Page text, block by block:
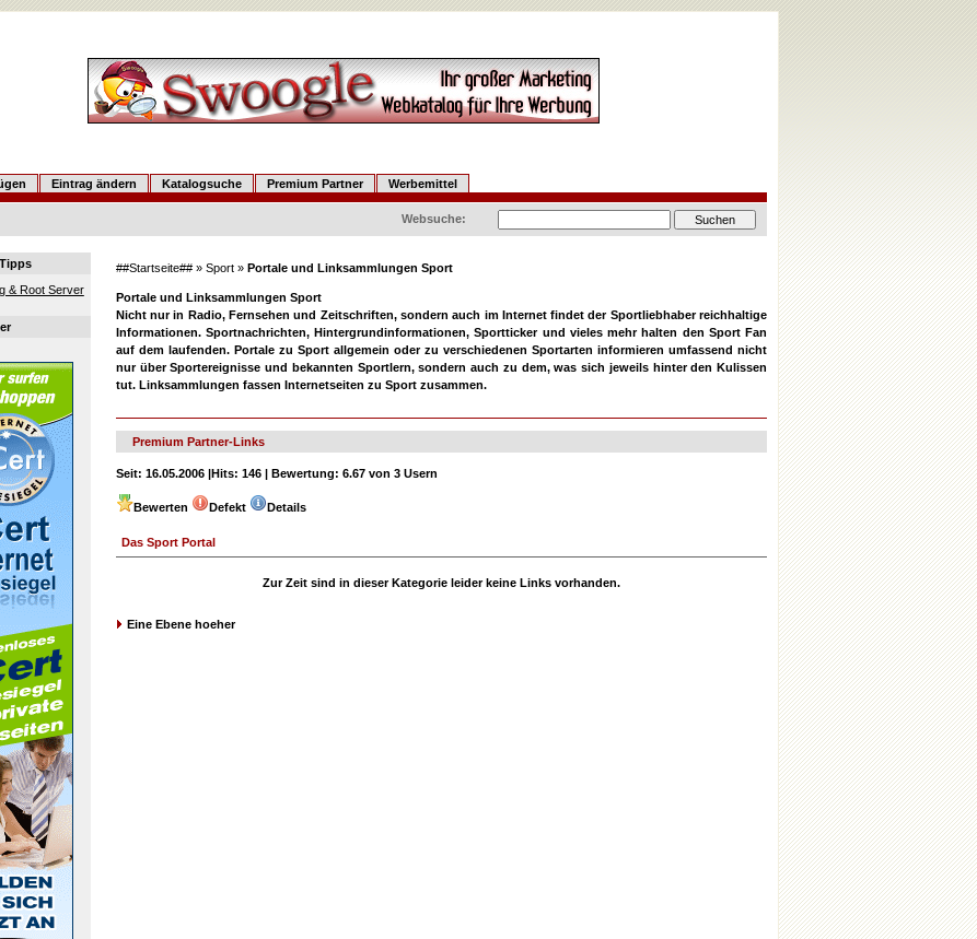
Eintrag ändern Katalogsuche Premium Partner Werbemittel
Websuche:
& Root Server
##Startseite##» Sport» Portale und Linksammlungen Sport
Portale und Linksammlungen Sport
Nicht nur in Radio, Fernsehen und Zeitschriften, sondern auch im Internet findet der Sportliebhaber reichhaltige
Informationen. Sportnachrichten, Hintergrundinformationen, Sportticker und vieles mehr halten den Sport Fan
auf dem laufenden. Portale zu Sport allgemein oder zu verschiedenen Sportarten informieren umfassend nicht
nur über Sportereignisse und bekannten Sportlern, sondern auch zu dem, was sich jeweils hinter den Kulissen
tut. Linksammlungen fassen Internetseiten zu Sport zusammen.
Premium Partner-Links
Seit: 16.05.2006 |Hits: 146 | Bewertung: 6.67 von 3 Usern
Bewerten Defekt Details
Das Sport Portal
Zur Zeit sind in dieser Kategorie leider keine Links vorhanden.
Eine Ebene hoeher